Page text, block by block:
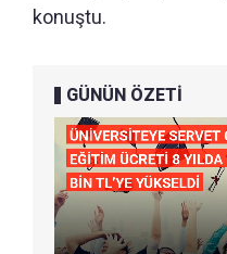
konuştu.
GÜNÜN ÖZETİ